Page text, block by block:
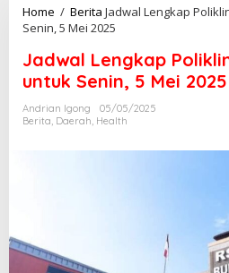
Home / Berita Jadwal Lengkap
Senin, 5 Mei 2025
Jadwal Lengkap
untuk Senin, 5 Mei 2025
Andrian Igong
05/05/2025
Berita, Daerah, Health